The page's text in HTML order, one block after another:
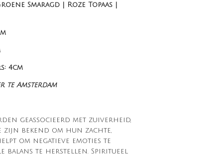
Smaragd | Roze Topaas |
4cm
te Amsterdam
geassocieerd met zuiverheid,
zijn bekend om hun zachte,
om negatieve emoties te
balans te herstellen. Spiritueel